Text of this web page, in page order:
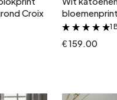
Croix
1
€ 159.00